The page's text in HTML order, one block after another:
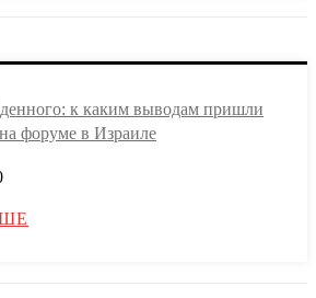
к каким выводам пришли
форуме в Израиле